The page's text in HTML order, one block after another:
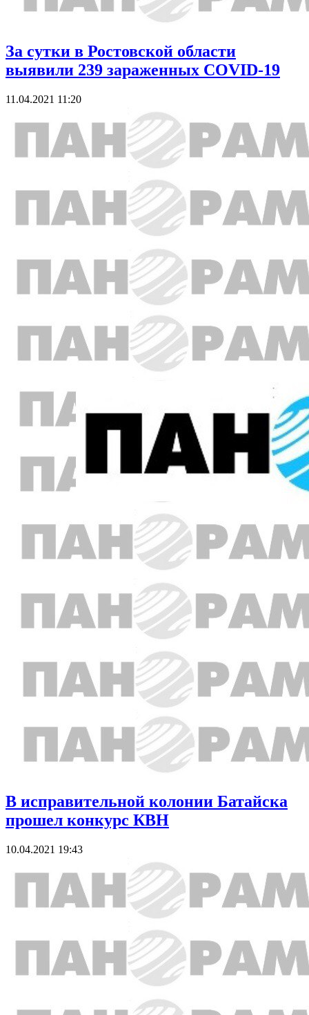
За сутки в Ростовской области
выявили 239 зараженных COVID-19
11.04.2021 11:20
В исправительной колонии Батайска
прошел конкурс КВН
10.04.2021 19:43